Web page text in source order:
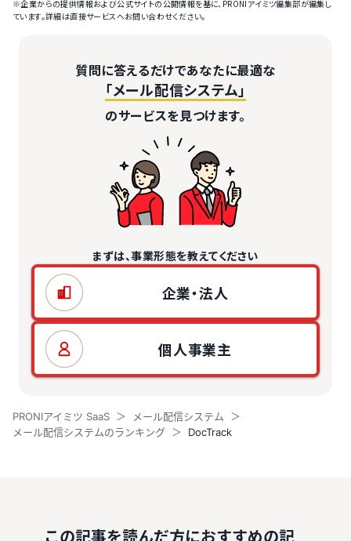
※企業からの提供情報および公式サイトの公開情報を基に、PRONIアイミツ編集部が編集し
ています。詳細は直接サービスへお問い合わせください。
質問に答えるだけであなたに最適な
「メール配信システム」
のサービスを見つけます。
まずは、事業形態を教えてください
企業・法人
個人事業主
PRONIアイミツ SaaS
メール配信システム
メール配信システムのランキング
DocTrack
この記事を読んだ方におすすめの記